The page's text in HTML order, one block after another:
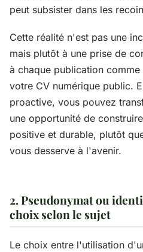
peut subsister dans les
Cette réalité n'est pas une
mais plutôt à une prise de
à chaque publication comme
votre CV numérique public.
proactive, vous pouvez
une opportunité de
positive et durable, plutôt
vous desserve à l'avenir.
2. Pseudonymat ou
choix selon le sujet
Le choix entre l'utilisation